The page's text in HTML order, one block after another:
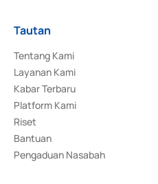
Tautan
Tentang Kami
Layanan Kami
Kabar Terbaru
Platform Kami
Riset
Bantuan
Pengaduan Nasabah